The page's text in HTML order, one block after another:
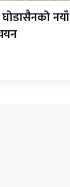
घोडासैनको नयाँ